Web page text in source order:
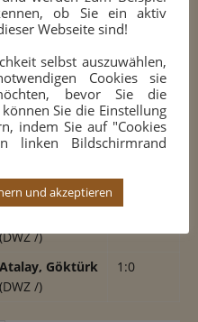
Stiller, Christian
0:1
Schreiber, Klaus
(DWZ 1550)
1:0
Yangibayev,
1457)
0:1
(DWZ /)
Atalay, Göktürk
(DWZ /)
1:0
ob Sie ein aktiv
Webseite sind!
selbst auszuwählen,
Cookies sie
bevor Sie die
Sie die Einstellung
indem Sie auf "Cookies
linken Bildschirmrand
und akzeptieren